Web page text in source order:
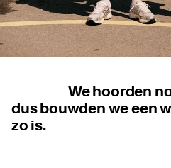
We hoorden
dus bouwden we een
zo is.